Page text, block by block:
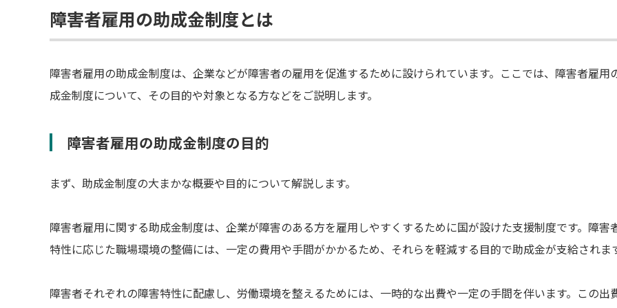
障害者雇用の助成金制度とは
障害者雇用の助成金制度は、企業などが障害者の雇用を促進するために設けられています。ここでは、障害者雇用
成金制度について、その目的や対象となる方などをご説明します。
障害者雇用の助成金制度の目的
まず、助成金制度の大まかな概要や目的について解説します。
障害者雇用に関する助成金制度は、企業が障害のある方を雇用しやすくするために国が設けた支援制度です。障害
特性に応じた職場環境の整備には、一定の費用や手間がかかるため、それらを軽減する目的で助成金が支給されま
障害者それぞれの障害特性に配慮し、労働環境を整えるためには、一時的な出費や一定の手間を伴います。この出